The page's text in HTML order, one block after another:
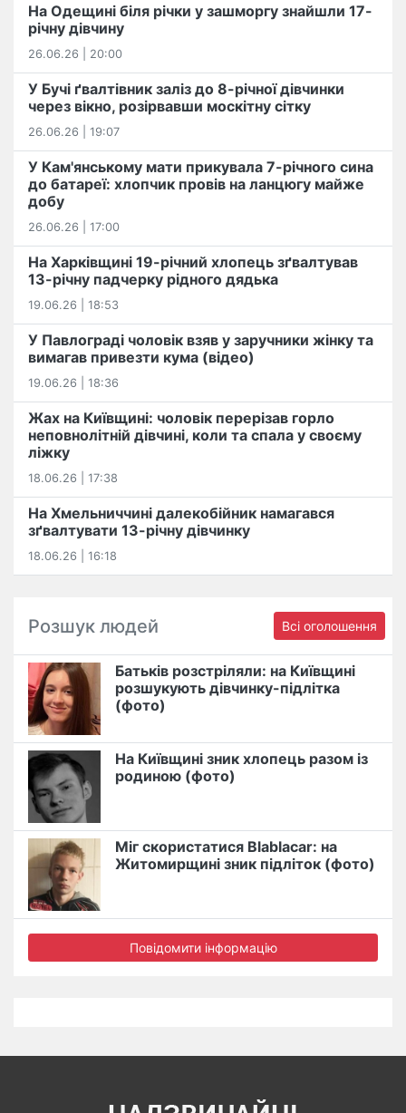
На Одещині біля річки у зашморгу знайшли 17-
річну дівчину
26.06.26 | 20:00
У Бучі ґвалтівник заліз до 8-річної дівчинки
через вікно, розірвавши москітну сітку
26.06.26 | 19:07
У Кам'янському мати прикувала 7-річного сина
до батареї: хлопчик провів на ланцюгу майже
добу
26.06.26 | 17:00
На Харківщині 19-річний хлопець​ ️зґвалтував
13-річну падчерку рідного дядька
19.06.26 | 18:53
У Павлограді чоловік взяв у заручники жінку та
вимагав привезти кума (відео)
19.06.26 | 18:36
Жах на Київщині: чоловік перерізав горло
неповнолітній дівчині, коли та спала у своєму
ліжку
18.06.26 | 17:38
На Хмельниччині далекобійник намагався
зґвалтувати 13-річну дівчинку
18.06.26 | 16:18
Розшук людей Всі оголошення
Батьків розстріляли: на Київщині
розшукують дівчинку-підлітка
(фото)
На Київщині зник хлопець разом із
родиною (фото)
Міг скористатися Blablacar: на
Житомирщині зник підліток (фото)
Повідомити інформацію